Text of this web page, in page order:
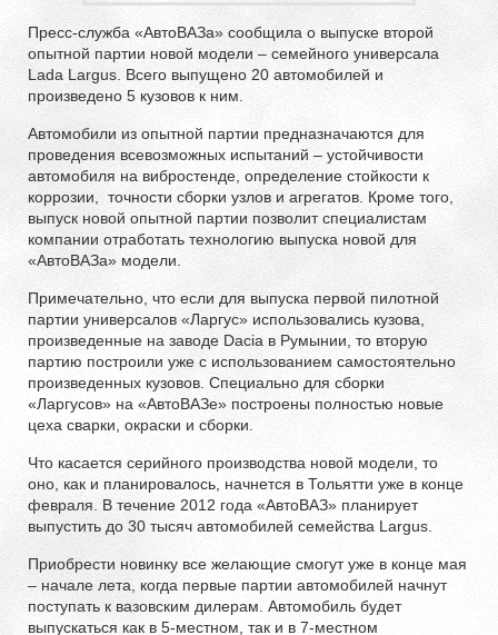
Пресс-служба «АвтоВАЗа» сообщила о выпуске второй
опытной партии новой модели – семейного универсала
Lada Largus. Всего выпущено 20 автомобилей и
произведено 5 кузовов к ним.
Автомобили из опытной партии предназначаются для
проведения всевозможных испытаний – устойчивости
автомобиля на вибростенде, определение стойкости к
коррозии, точности сборки узлов и агрегатов. Кроме того,
выпуск новой опытной партии позволит специалистам
компании отработать технологию выпуска новой для
«АвтоВАЗа» модели.
Примечательно, что если для выпуска первой пилотной
партии универсалов «Ларгус» использовались кузова,
произведенные на заводе Dacia в Румынии, то вторую
партию построили уже с использованием самостоятельно
произведенных кузовов. Специально для сборки
«Ларгусов» на «АвтоВАЗе» построены полностью новые
цеха сварки, окраски и сборки.
Что касается серийного производства новой модели, то
оно, как и планировалось, начнется в Тольятти уже в конце
февраля. В течение 2012 года «АвтоВАЗ» планирует
выпустить до 30 тысяч автомобилей семейства Largus.
Приобрести новинку все желающие смогут уже в конце мая
– начале лета, когда первые партии автомобилей начнут
поступать к вазовским дилерам. Автомобиль будет
выпускаться как в 5-местном, так и в 7-местном